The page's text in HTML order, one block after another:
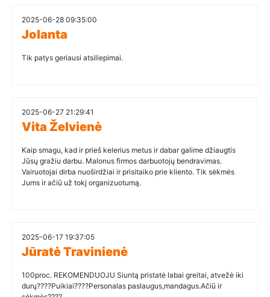
2025-06-28 09:35:00
Jolanta
Tik patys geriausi atsiliepimai.
2025-06-27 21:29:41
Vita Želvienė
Kaip smagu, kad ir prieš kelerius metus ir dabar galime džiaugtis
Jūsų gražiu darbu. Malonus firmos darbuotojų bendravimas.
Vairuotojai dirba nuoširdžiai ir prisitaiko prie kliento. Tik sėkmės
Jums ir ačiū už tokį organizuotumą.
2025-06-17 19:37:05
Jūratė Travinienė
100proc. REKOMENDUOJU Siuntą pristatė labai greitai, atvežė iki
durų????Puikiai????Personalas paslaugus,mandagus.Ačiū ir